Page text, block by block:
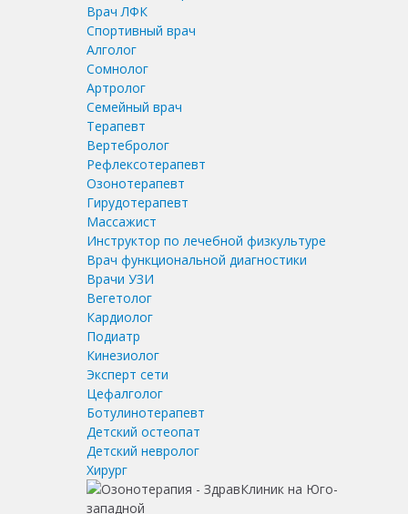
Врач ЛФК
Спортивный врач
Алголог
Сомнолог
Артролог
Семейный врач
Терапевт
Вертебролог
Рефлексотерапевт
Озонотерапевт
Гирудотерапевт
Массажист
Инструктор по лечебной физкультуре
Врач функциональной диагностики
Врачи УЗИ
Вегетолог
Кардиолог
Подиатр
Кинезиолог
Эксперт сети
Цефалголог
Ботулинотерапевт
Детский остеопат
Детский невролог
Хирург